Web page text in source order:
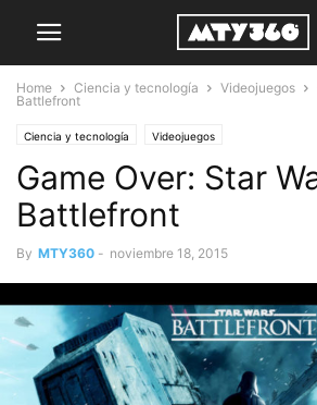
Home Ciencia y tecnología Videojuegos
Battlefront
Ciencia y tecnología Videojuegos
Game Over: Star
Battlefront
By MTY360 - noviembre 18, 2015